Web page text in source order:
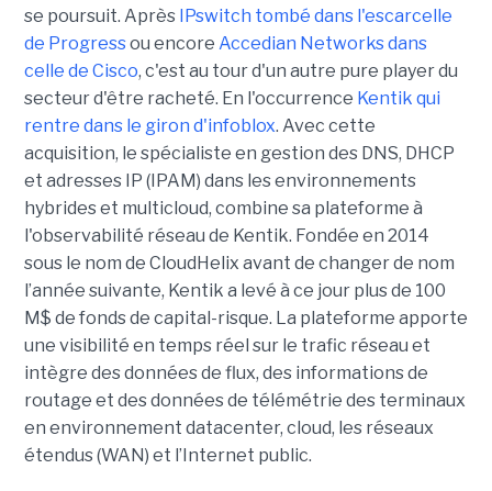
se poursuit. Après IPswitch tombé dans l'escarcelle
de Progressou encore Accedian Networks dans
celle de Cisco, c'est au tour d'un autre pure player du
secteur d'être racheté. En l'occurrence Kentik qui
rentre dans le giron d'infoblox. Avec cette
acquisition, le spécialiste en gestion des DNS, DHCP
et adresses IP (IPAM) dans les environnements
hybrides et multicloud, combine sa plateforme à
l'observabilité réseau de Kentik. Fondée en 2014
sous le nom de CloudHelix avant de changer de nom
l’année suivante, Kentik a levé à ce jour plus de 100
M$ de fonds de capital-risque. La plateforme apporte
une visibilité en temps réel sur le trafic réseau et
intègre des données de flux, des informations de
routage et des données de télémétrie des terminaux
en environnement datacenter, cloud, les réseaux
étendus (WAN) et l’Internet public.